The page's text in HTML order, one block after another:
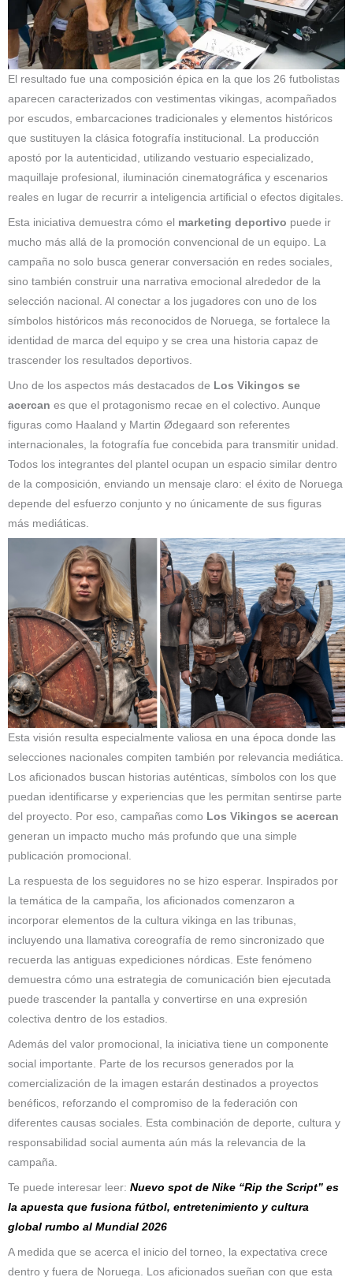
El resultado fue una composición épica en la que los 26 futbolistas
aparecen caracterizados con vestimentas vikingas, acompañados
por escudos, embarcaciones tradicionales y elementos históricos
que sustituyen la clásica fotografía institucional. La producción
apostó por la autenticidad, utilizando vestuario especializado,
maquillaje profesional, iluminación cinematográfica y escenarios
reales en lugar de recurrir a inteligencia artificial o efectos digitales.
Esta iniciativa demuestra cómo el marketing deportivo puede ir
mucho más allá de la promoción convencional de un equipo. La
campaña no solo busca generar conversación en redes sociales,
sino también construir una narrativa emocional alrededor de la
selección nacional. Al conectar a los jugadores con uno de los
símbolos históricos más reconocidos de Noruega, se fortalece la
identidad de marca del equipo y se crea una historia capaz de
trascender los resultados deportivos.
Uno de los aspectos más destacados de Los Vikingos se
acercan es que el protagonismo recae en el colectivo. Aunque
figuras como Haaland y Martin Ødegaard son referentes
internacionales, la fotografía fue concebida para transmitir unidad.
Todos los integrantes del plantel ocupan un espacio similar dentro
de la composición, enviando un mensaje claro: el éxito de Noruega
depende del esfuerzo conjunto y no únicamente de sus figuras
más mediáticas.
Esta visión resulta especialmente valiosa en una época donde las
selecciones nacionales compiten también por relevancia mediática.
Los aficionados buscan historias auténticas, símbolos con los que
puedan identificarse y experiencias que les permitan sentirse parte
del proyecto. Por eso, campañas como Los Vikingos se acercan
generan un impacto mucho más profundo que una simple
publicación promocional.
La respuesta de los seguidores no se hizo esperar. Inspirados por
la temática de la campaña, los aficionados comenzaron a
incorporar elementos de la cultura vikinga en las tribunas,
incluyendo una llamativa coreografía de remo sincronizado que
recuerda las antiguas expediciones nórdicas. Este fenómeno
demuestra cómo una estrategia de comunicación bien ejecutada
puede trascender la pantalla y convertirse en una expresión
colectiva dentro de los estadios.
Además del valor promocional, la iniciativa tiene un componente
social importante. Parte de los recursos generados por la
comercialización de la imagen estarán destinados a proyectos
benéficos, reforzando el compromiso de la federación con
diferentes causas sociales. Esta combinación de deporte, cultura y
responsabilidad social aumenta aún más la relevancia de la
campaña.
Te puede interesar leer: Nuevo spot de Nike “Rip the Script” es
la apuesta que fusiona fútbol, entretenimiento y cultura
global rumbo al Mundial 2026
A medida que se acerca el inicio del torneo, la expectativa crece
dentro y fuera de Noruega. Los aficionados sueñan con que esta